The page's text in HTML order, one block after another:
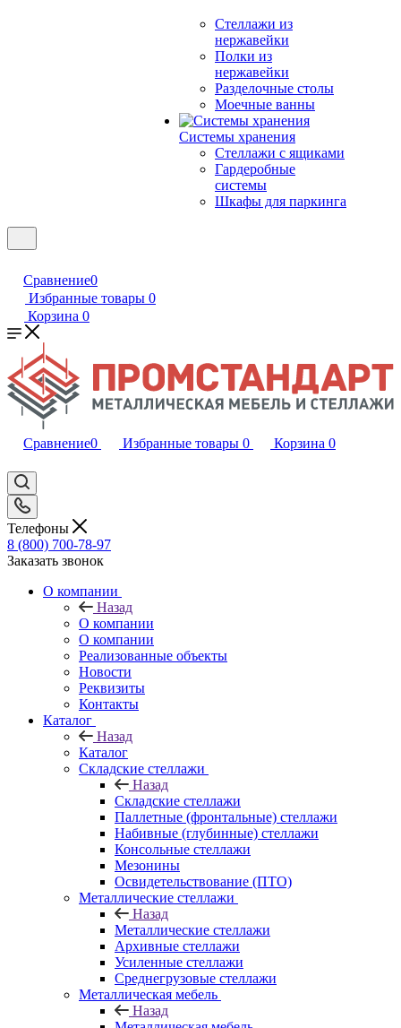
Стеллажи из
нержавейки
Полки из
нержавейки
Разделочные столы
Моечные ванны
Системы хранения
Стеллажи с ящиками
Гардеробные
системы
Шкафы для паркинга
Сравнение0
Избранные товары 0
Корзина 0
Сравнение0 Избранные товары 0 Корзина 0
Телефоны
8 (800) 700-78-97
Заказать звонок
О компании
Назад
О компании
О компании
Реализованные объекты
Новости
Реквизиты
Контакты
Каталог
Назад
Каталог
Складские стеллажи
Назад
Складские стеллажи
Паллетные (фронтальные) стеллажи
Набивные (глубинные) стеллажи
Консольные стеллажи
Мезонины
Освидетельствование (ПТО)
Металлические стеллажи
Назад
Металлические стеллажи
Архивные стеллажи
Усиленные стеллажи
Среднегрузовые стеллажи
Металлическая мебель
Назад